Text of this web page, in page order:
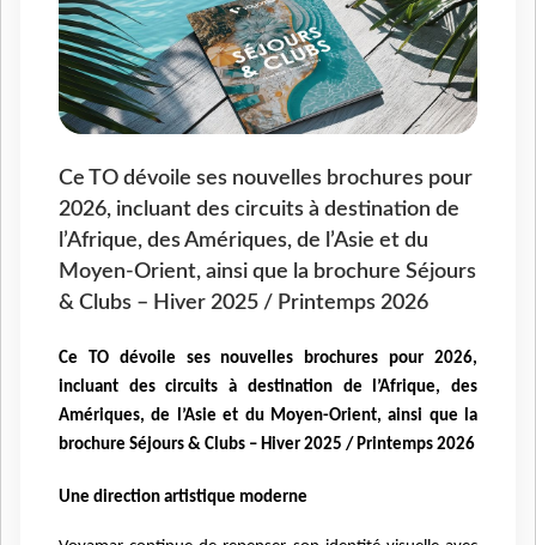
Ce TO dévoile ses nouvelles brochures pour
2026, incluant des circuits à destination de
l’Afrique, des Amériques, de l’Asie et du
Moyen-Orient, ainsi que la brochure Séjours
& Clubs – Hiver 2025 / Printemps 2026
Ce TO dévoile ses nouvelles brochures pour 2026,
incluant des circuits à destination de l’Afrique, des
Amériques, de l’Asie et du Moyen-Orient, ainsi que la
brochure Séjours & Clubs – Hiver 2025 / Printemps 2026
Une direction artistique moderne